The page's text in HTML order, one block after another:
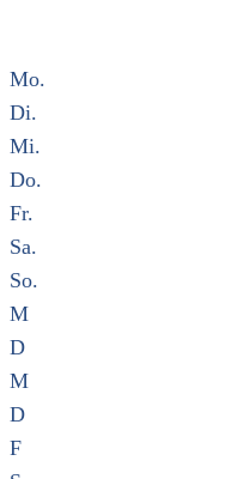
Mo.
Di.
Mi.
Do.
Fr.
Sa.
So.
M
D
M
D
F